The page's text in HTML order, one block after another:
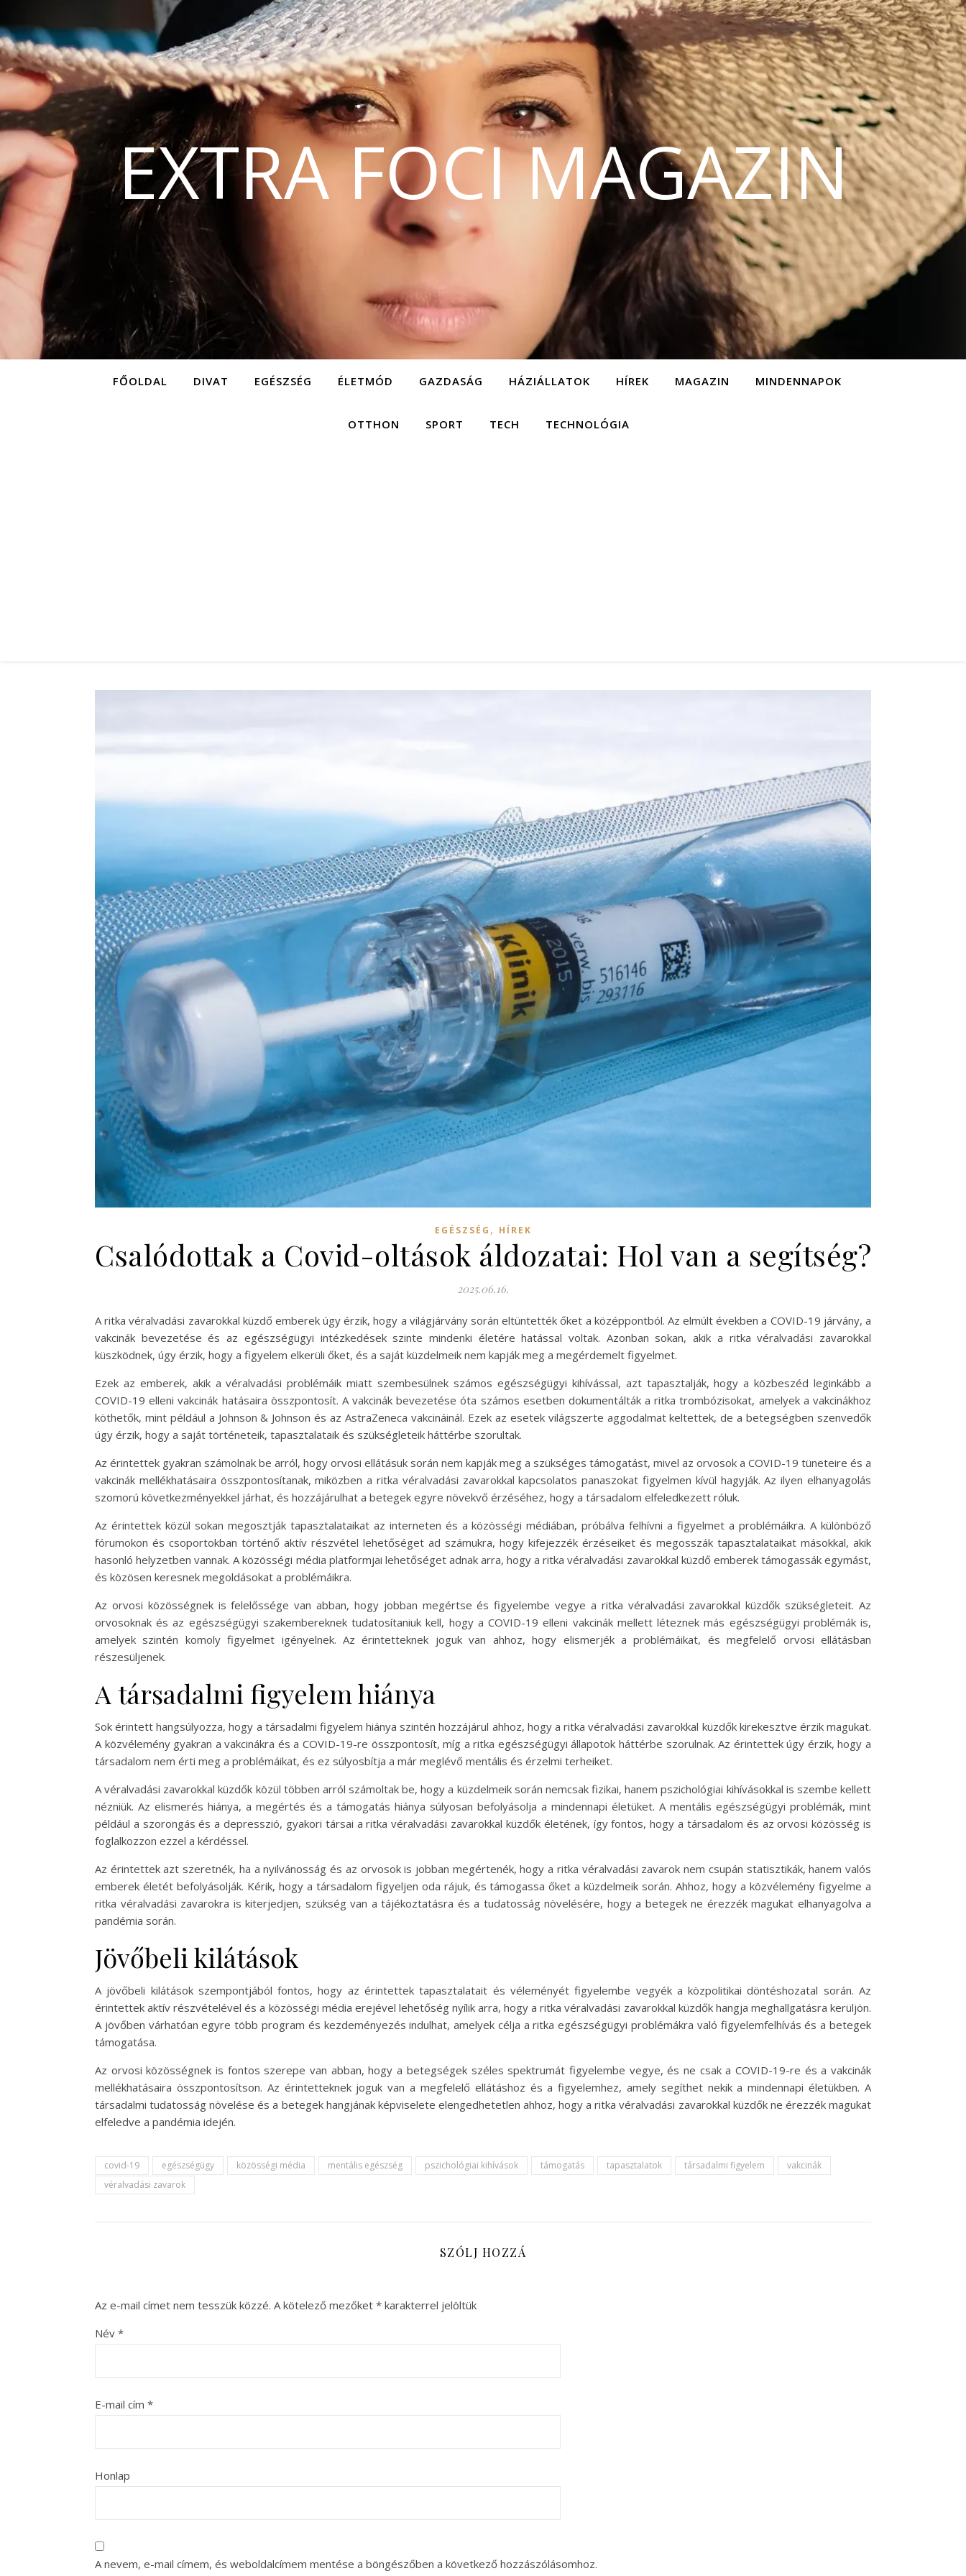
EXTRA FOCI MAGAZIN
FŐOLDAL DIVAT EGÉSZSÉG ÉLETMÓD GAZDASÁG HÁZIÁLLATOK HÍREK MAGAZIN MINDENNAPOK
OTTHON SPORT TECH TECHNOLÓGIA
EGÉSZSÉG , HÍREK
Csalódottak a Covid-oltások áldozatai: Hol van a segítség?
2025.06.16.
A ritka véralvadási zavarokkal küzdő emberek úgy érzik, hogy a világjárvány során eltüntették őket a középpontból. Az elmúlt években a COVID-19 járvány, a
vakcinák bevezetése és az egészségügyi intézkedések szinte mindenki életére hatással voltak. Azonban sokan, akik a ritka véralvadási zavarokkal
küszködnek, úgy érzik, hogy a figyelem elkerüli őket, és a saját küzdelmeik nem kapják meg a megérdemelt figyelmet.
Ezek az emberek, akik a véralvadási problémáik miatt szembesülnek számos egészségügyi kihívással, azt tapasztalják, hogy a közbeszéd leginkább a
COVID-19 elleni vakcinák hatásaira összpontosít. A vakcinák bevezetése óta számos esetben dokumentálták a ritka trombózisokat, amelyek a vakcinákhoz
köthetők, mint például a Johnson & Johnson és az AstraZeneca vakcináinál. Ezek az esetek világszerte aggodalmat keltettek, de a betegségben szenvedők
úgy érzik, hogy a saját történeteik, tapasztalataik és szükségleteik háttérbe szorultak.
Az érintettek gyakran számolnak be arról, hogy orvosi ellátásuk során nem kapják meg a szükséges támogatást, mivel az orvosok a COVID-19 tüneteire és a
vakcinák mellékhatásaira összpontosítanak, miközben a ritka véralvadási zavarokkal kapcsolatos panaszokat figyelmen kívül hagyják. Az ilyen elhanyagolás
szomorú következményekkel járhat, és hozzájárulhat a betegek egyre növekvő érzéséhez, hogy a társadalom elfeledkezett róluk.
Az érintettek közül sokan megosztják tapasztalataikat az interneten és a közösségi médiában, próbálva felhívni a figyelmet a problémáikra. A különböző
fórumokon és csoportokban történő aktív részvétel lehetőséget ad számukra, hogy kifejezzék érzéseiket és megosszák tapasztalataikat másokkal, akik
hasonló helyzetben vannak. A közösségi média platformjai lehetőséget adnak arra, hogy a ritka véralvadási zavarokkal küzdő emberek támogassák egymást,
és közösen keresnek megoldásokat a problémáikra.
Az orvosi közösségnek is felelőssége van abban, hogy jobban megértse és figyelembe vegye a ritka véralvadási zavarokkal küzdők szükségleteit. Az
orvosoknak és az egészségügyi szakembereknek tudatosítaniuk kell, hogy a COVID-19 elleni vakcinák mellett léteznek más egészségügyi problémák is,
amelyek szintén komoly figyelmet igényelnek. Az érintetteknek joguk van ahhoz, hogy elismerjék a problémáikat, és megfelelő orvosi ellátásban
részesüljenek.
A társadalmi figyelem hiánya
Sok érintett hangsúlyozza, hogy a társadalmi figyelem hiánya szintén hozzájárul ahhoz, hogy a ritka véralvadási zavarokkal küzdők kirekesztve érzik magukat.
A közvélemény gyakran a vakcinákra és a COVID-19-re összpontosít, míg a ritka egészségügyi állapotok háttérbe szorulnak. Az érintettek úgy érzik, hogy a
társadalom nem érti meg a problémáikat, és ez súlyosbítja a már meglévő mentális és érzelmi terheiket.
A véralvadási zavarokkal küzdők közül többen arról számoltak be, hogy a küzdelmeik során nemcsak fizikai, hanem pszichológiai kihívásokkal is szembe kellett
nézniük. Az elismerés hiánya, a megértés és a támogatás hiánya súlyosan befolyásolja a mindennapi életüket. A mentális egészségügyi problémák, mint
például a szorongás és a depresszió, gyakori társai a ritka véralvadási zavarokkal küzdők életének, így fontos, hogy a társadalom és az orvosi közösség is
foglalkozzon ezzel a kérdéssel.
Az érintettek azt szeretnék, ha a nyilvánosság és az orvosok is jobban megértenék, hogy a ritka véralvadási zavarok nem csupán statisztikák, hanem valós
emberek életét befolyásolják. Kérik, hogy a társadalom figyeljen oda rájuk, és támogassa őket a küzdelmeik során. Ahhoz, hogy a közvélemény figyelme a
ritka véralvadási zavarokra is kiterjedjen, szükség van a tájékoztatásra és a tudatosság növelésére, hogy a betegek ne érezzék magukat elhanyagolva a
pandémia során.
Jövőbeli kilátások
A jövőbeli kilátások szempontjából fontos, hogy az érintettek tapasztalatait és véleményét figyelembe vegyék a közpolitikai döntéshozatal során. Az
érintettek aktív részvételével és a közösségi média erejével lehetőség nyílik arra, hogy a ritka véralvadási zavarokkal küzdők hangja meghallgatásra kerüljön.
A jövőben várhatóan egyre több program és kezdeményezés indulhat, amelyek célja a ritka egészségügyi problémákra való figyelemfelhívás és a betegek
támogatása.
Az orvosi közösségnek is fontos szerepe van abban, hogy a betegségek széles spektrumát figyelembe vegye, és ne csak a COVID-19-re és a vakcinák
mellékhatásaira összpontosítson. Az érintetteknek joguk van a megfelelő ellátáshoz és a figyelemhez, amely segíthet nekik a mindennapi életükben. A
társadalmi tudatosság növelése és a betegek hangjának képviselete elengedhetetlen ahhoz, hogy a ritka véralvadási zavarokkal küzdők ne érezzék magukat
elfeledve a pandémia idején.
covid-19 egészségügy közösségi média mentális egészség pszichológiai kihívások támogatás tapasztalatok társadalmi figyelem
vakcinák
véralvadási zavarok
SZÓLJ HOZZÁ
Az e-mail címet nem tesszük közzé. A kötelező mezőket * karakterrel jelöltük
Név *
E-mail cím *
Honlap
A nevem, e-mail címem, és weboldalcímem mentése a böngészőben a következő hozzászólásomhoz.